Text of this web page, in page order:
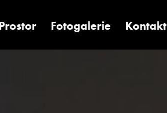
Fotogalerie Kontakt